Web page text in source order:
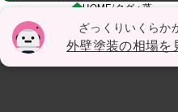
ざっくりいくらか
外壁塗装の相場を
HOME タグ : 藻